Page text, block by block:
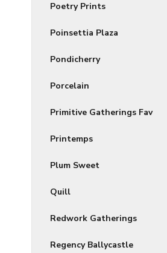
Poetry Prints
Poinsettia Plaza
Pondicherry
Porcelain
Primitive Gatherings Fav
Printemps
Plum Sweet
Quill
Redwork Gatherings
Regency Ballycastle